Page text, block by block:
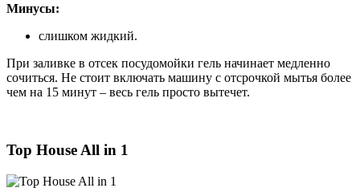
Минусы:
слишком жидкий.
При заливке в отсек посудомойки гель начинает медленно
сочиться. Не стоит включать машину с отсрочкой мытья более
чем на 15 минут – весь гель просто вытечет.
Top House All in 1